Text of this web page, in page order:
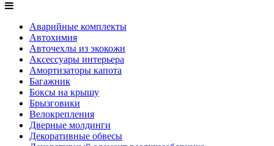
Аварийные комплекты
Автохимия
Авточехлы из экокожи
Аксессуары интерьера
Амортизаторы капота
Багажник
Боксы на крышу
Брызговики
Велокрепления
Дверные молдинги
Декоративные обвесы